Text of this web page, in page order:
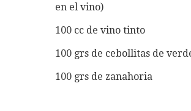
en el vino)
100 cc de vino tinto
100 grs de cebollitas de
100 grs de zanahoria